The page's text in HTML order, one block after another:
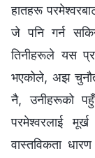
हातहरू
जे पनि गर्न
तिनीहरूले यस
भएकोले, अझ
नै, उनीहरूको
परमेश्‍वरलाई
वास्तविकता